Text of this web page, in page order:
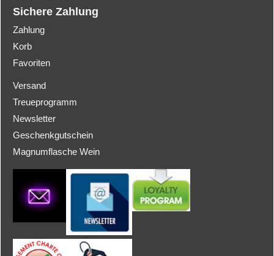
Sichere Zahlung
Zahlung
Korb
Favoriten
Versand
Treueprogramm
Newsletter
Geschenkgutschein
Magnumflasche Wein